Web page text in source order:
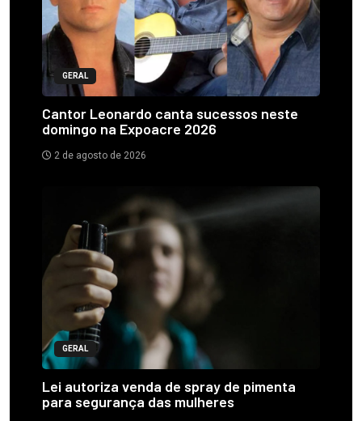
GERAL
Cantor Leonardo canta sucessos neste
domingo na Expoacre 2026
2 de agosto de 2026
GERAL
Lei autoriza venda de spray de pimenta
para segurança das mulheres